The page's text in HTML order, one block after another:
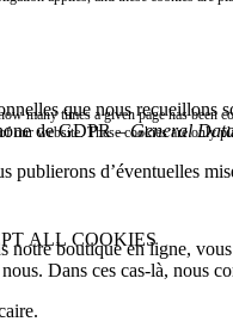
que nous
de GDPR –General
d’éventuelles
boutique en ligne,
Dans ces cas-là, nous
many times a given page has been
our website. These cookies are only
ALL COOKIES